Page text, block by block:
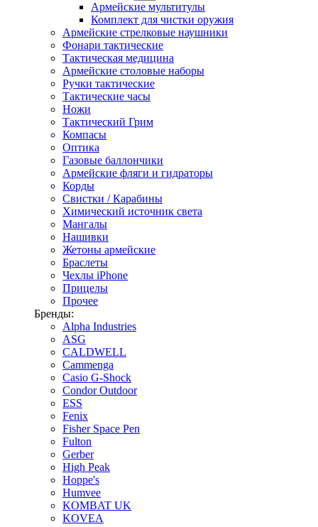
Армейские мультитулы
Комплект для чистки оружия
Армейские стрелковые наушники
Фонари тактические
Тактическая медицина
Армейские столовые наборы
Ручки тактические
Тактические часы
Ножи
Тактический Грим
Компасы
Оптика
Газовые баллончики
Армейские фляги и гидраторы
Корды
Свистки / Карабины
Химический источник света
Мангалы
Нашивки
Жетоны армейские
Браслеты
Чехлы iPhone
Прицелы
Прочее
Бренды:
Alpha Industries
ASG
CALDWELL
Cammenga
Casio G-Shock
Condor Outdoor
ESS
Fenix
Fisher Space Pen
Fulton
Gerber
High Peak
Hoppe's
Humvee
KOMBAT UK
KOVEA